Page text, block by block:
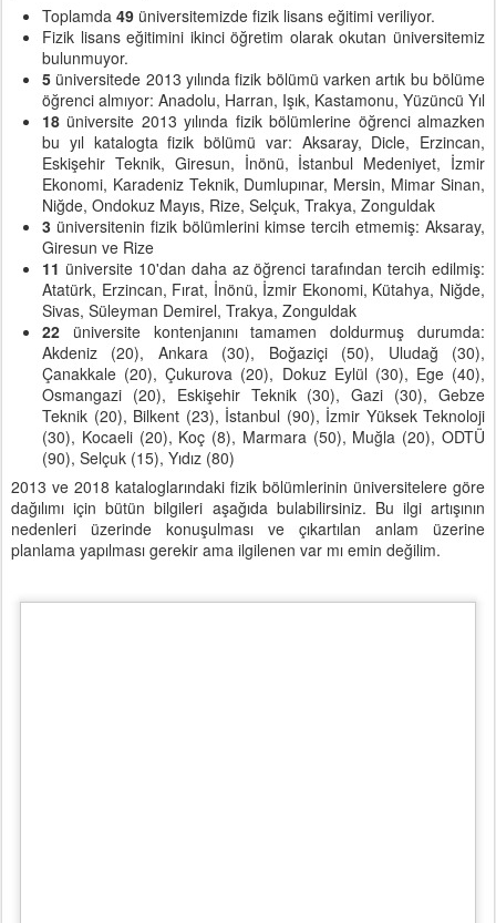
Toplamda 49 üniversitemizde fizik lisans eğitimi veriliyor.
Fizik lisans eğitimini ikinci öğretim olarak okutan üniversitemiz
bulunmuyor.
5 üniversitede 2013 yılında fizik bölümü varken artık bu bölüme
öğrenci almıyor: Anadolu, Harran, Işık, Kastamonu, Yüzüncü Yıl
18 üniversite 2013 yılında fizik bölümlerine öğrenci almazken
bu yıl katalogta fizik bölümü var: Aksaray, Dicle, Erzincan,
Eskişehir Teknik, Giresun, İnönü, İstanbul Medeniyet, İzmir
Ekonomi, Karadeniz Teknik, Dumlupınar, Mersin, Mimar Sinan,
Niğde, Ondokuz Mayıs, Rize, Selçuk, Trakya, Zonguldak
3 üniversitenin fizik bölümlerini kimse tercih etmemiş: Aksaray,
Giresun ve Rize
11 üniversite 10'dan daha az öğrenci tarafından tercih edilmiş:
Atatürk, Erzincan, Fırat, İnönü, İzmir Ekonomi, Kütahya, Niğde,
Sivas, Süleyman Demirel, Trakya, Zonguldak
22 üniversite kontenjanını tamamen doldurmuş durumda:
Akdeniz (20), Ankara (30), Boğaziçi (50), Uludağ (30),
Çanakkale (20), Çukurova (20), Dokuz Eylül (30), Ege (40),
Osmangazi (20), Eskişehir Teknik (30), Gazi (30), Gebze
Teknik (20), Bilkent (23), İstanbul (90), İzmir Yüksek Teknoloji
(30), Kocaeli (20), Koç (8), Marmara (50), Muğla (20), ODTÜ
(90), Selçuk (15), Yıdız (80)
2013 ve 2018 kataloglarındaki fizik bölümlerinin üniversitelere göre
dağılımı için bütün bilgileri aşağıda bulabilirsiniz. Bu ilgi artışının
nedenleri üzerinde konuşulması ve çıkartılan anlam üzerine
planlama yapılması gerekir ama ilgilenen var mı emin değilim.